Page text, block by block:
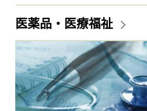
医薬品・医療福祉